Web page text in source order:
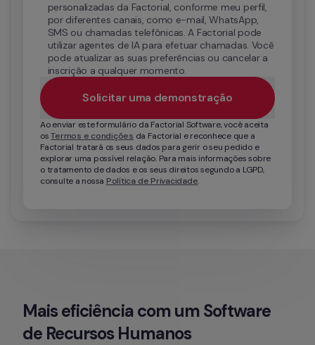
personalizadas da Factorial, conforme meu perfil,
por diferentes canais, como e-mail, WhatsApp,
SMS ou chamadas telefônicas. A Factorial pode
utilizar agentes de IA para efetuar chamadas. Você
pode atualizar as suas preferências ou cancelar a
inscrição a qualquer momento.
Ao enviar este formulário da Factorial Software, você aceita
os Termos e condições da Factorial e reconhece que a
Factorial tratará os seus dados para gerir o seu pedido e
explorar uma possível relação. Para mais informações sobre
o tratamento de dados e os seus direitos segundo a LGPD,
consulte a nossa Política de Privacidade.
Solicitar uma demonstração
Mais eficiência com um Software
de Recursos Humanos